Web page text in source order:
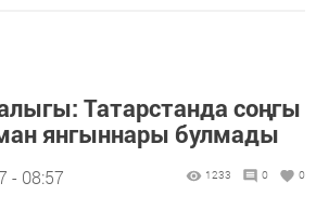
Татарстанда соңгы
янгыннары булмады
- 08:57 1233 0 0